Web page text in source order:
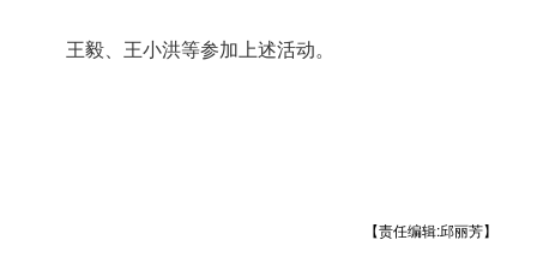
王毅、王小洪等参加上述活动。
【责任编辑:邱丽芳】